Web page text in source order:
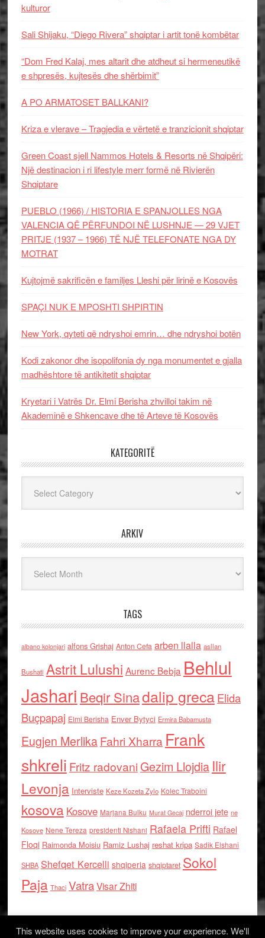
kulturor
Sali Shijaku, “Diego Rivera” shqiptar i artit tonë kombëtar
“Dom Fred Kalaj, mes altarit dhe atdheut si hermeneutikë
e shpresës, kujtesës dhe shërbimit”
A PO ARMATOSET BALLKANI?
Kriza e vlerave – Tragjedia e vërtetë e tranzicionit shqiptar
Green Coast sjell Nammos Hotels & Resorts në Shqipëri:
Një destinacion i ri lifestyle merr formë në Rivierën
Shqiptare
PUEBLO (1966) / HISTORIA E SPANJOLLES NGA
VALENCIA QË PËRFUNDOI NË LUSHNJE — 29 VJET
PRITJE (1937 – 1966) TË NJË TELEFONATE NGA DY
MOTRAT
Kujtojmë sakrificën e familjes Lleshi për lirinë e Kosovës
SPAÇI NUK E MPOSHTI SHPIRTIN
New York, qyteti që ndryshoi emrin… dhe ndryshoi botën
Kodi zakonor dhe isopolifonia dy nga monumentet e gjalla
madhështore të antikitetit shqiptar
Kryetari i Vatrës Dr. Elmi Berisha zhvilloi takim në
Akademinë e Shkencave dhe të Arteve të Kosovës
KATEGORITË
ARKIV
TAGS
albano kolonjari alfons Grishaj Anton Cefa arben llalla asllan
Bushati Astrit Lulushi Aurenc Bebja Behlul
Jashari Beqir Sinadalip grecaElida
Buçpapaj Elmi Berisha Enver Bytyci Ermira Babamusta
Eugjen MerlikaFahri Xharra Frank
shkreli Fritz radovaniGezim Llojdia Ilir
Levonja Interviste Keze Kozeta Zylo Kolec Traboini
kosova Kosove Marjana Bulku Murat Gecaj nderroi jete ne
Kosove Nene Tereza presidenti Nishani Rafaela Prifti Rafael
Floqi Raimonda Moisiu Ramiz Lushaj reshat kripa Sadik Elshani
SHBA Shefqet Kercelli shqiperia shqiptaret Sokol
Paja Thaci VatraVisar Zhiti
This website uses cookies to improve your experience. We'll